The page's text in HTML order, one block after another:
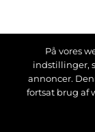
På vores
indstillinger,
annoncer.
fortsat brug af